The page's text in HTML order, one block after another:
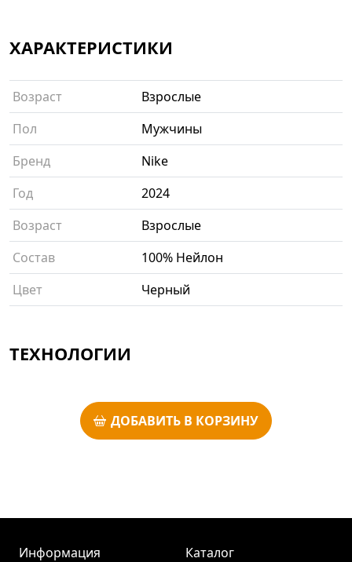
ХАРАКТЕРИСТИКИ
Возраст
Взрослые
Пол
Мужчины
Бренд
Nike
Год
2024
Возраст
Взрослые
Состав
100% Нейлон
Цвет
Черный
ТЕХНОЛОГИИ
ДОБАВИТЬ В КОРЗИНУ
Информация
Каталог